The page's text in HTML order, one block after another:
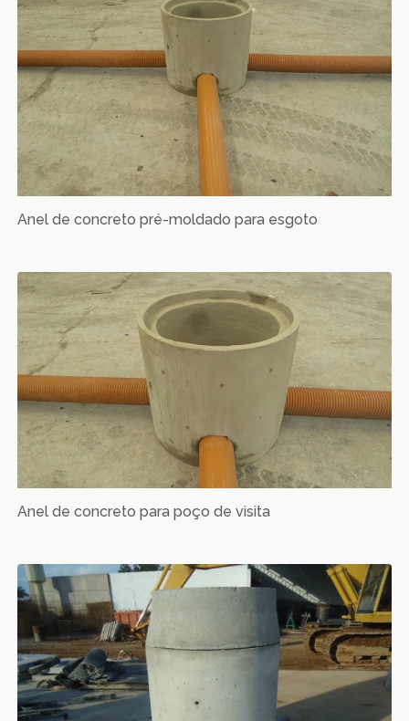
Anel de concreto pré-moldado para esgoto
Anel de concreto para poço de visita